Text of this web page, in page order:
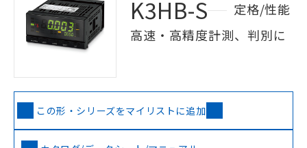
K3HB-S
定格/性能
高速・高精度計測、判別に
この形・シリーズをマイリストに追加